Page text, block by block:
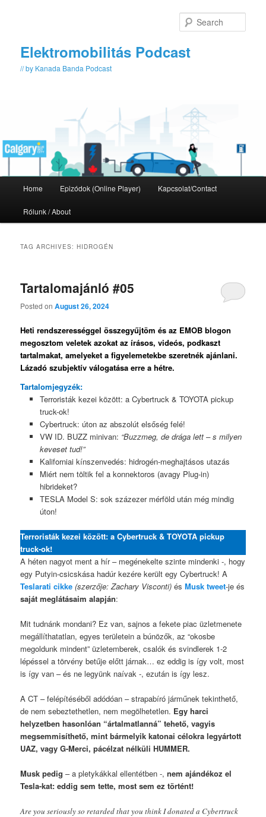
Elektromobilitás Podcast
// by Kanada Banda Podcast
Home Epizódok (Online Player) Kapcsolat/Contact
Rólunk / About
TAG ARCHIVES:HIDROGÉN
Tartalomajánló #05
Posted onAugust 26, 2024
Heti rendszerességgel összegyűjtöm és az EMOB blogon
megosztom veletek azokat az írásos, videós, podkaszt
tartalmakat, amelyeket a figyelemetekbe szeretnék ajánlani.
Lázadó szubjektív válogatása erre a hétre.
Tartalomjegyzék:
Terroristák kezei között: a Cybertruck & TOYOTA pickup
truck-ok!
Cybertruck: úton az abszolút elsőség felé!
VW ID. BUZZ minivan: “Buzzmeg, de drága lett – s milyen
keveset tud!”
Kaliforniai kínszenvedés: hidrogén-meghajtásos utazás
Miért nem töltik fel a konnektoros (avagy Plug-in)
hibrideket?
TESLA Model S: sok százezer mérföld után még mindig
úton!
Terroristák kezei között: a Cybertruck & TOYOTA pickup
truck-ok!
A héten nagyot ment a hír – megénekelte szinte mindenki -, hogy
egy Putyin-csicskása hadúr kezére került egy Cybertruck! A
Teslarati cikke (szerzője: Zachary Visconti) ésMusk tweet-je és
saját meglátásaim alapján:
Mit tudnánk mondani? Ez van, sajnos a fekete piac üzletmenete
megállíthatatlan, egyes területein a búnözők, az “okosbe
megoldunk mindent” üzletemberek, csalók és svindlerek 1-2
lépéssel a törvény betűje előtt járnak… ez eddig is így volt, most
is így van – és ne legyünk naívak -, ezután is így lesz.
A CT – felépítéséből adódóan – strapabíró járműnek tekinthető,
de nem sebeztethetlen, nem megölhetetlen. Egy harci
helyzetben hasonlóan “ártalmatlanná” tehető, vagyis
megsemmisíthető, mint bármelyik katonai célokra legyártott
UAZ, vagy G-Merci, pácélzat nélküli HUMMER.
Musk pedig – a pletykákkal ellentétben -,nem ajándékoz el
Tesla-kat: eddig sem tette, most sem ez történt!
Are you seriously so retarded that you think I donated a Cybertruck